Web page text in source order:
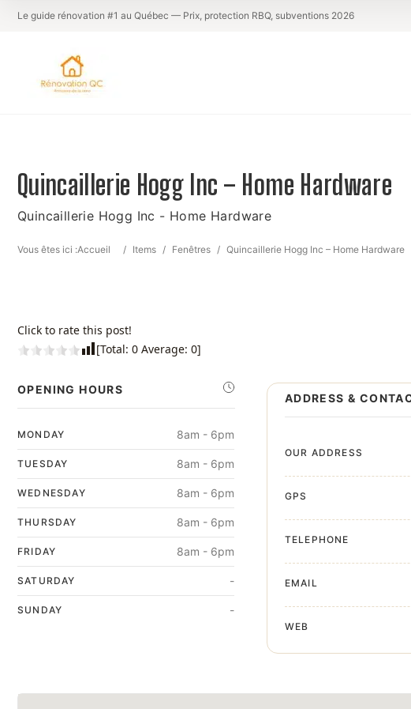
Le guide rénovation #1 au Québec — Prix, protection RBQ, subventions 2026
Quincaillerie Hogg Inc – Home Hardware
Quincaillerie Hogg Inc - Home Hardware
Vous êtes ici :Accueil / Items / Fenêtres / Quincaillerie Hogg Inc – Home Hardware
Click to rate this post!
[Total: 0 Average: 0]
OPENING HOURS
MONDAY 8am - 6pm
TUESDAY 8am - 6pm
WEDNESDAY 8am - 6pm
THURSDAY 8am - 6pm
FRIDAY 8am - 6pm
SATURDAY -
SUNDAY -
ADDRESS &
OUR ADDRESS
GPS
TELEPHONE
EMAIL
WEB